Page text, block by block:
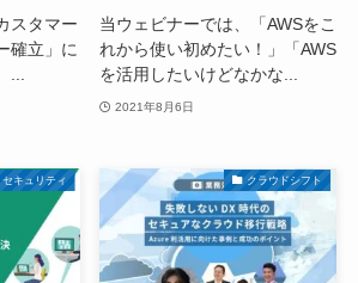
スタマー
確立」に
当ウェビナーでは、「AWSをこ
れから使い初めたい！」「AWS
を活用したいけどなかな...
2021年8月6日
セキュリティ クラウドシフト